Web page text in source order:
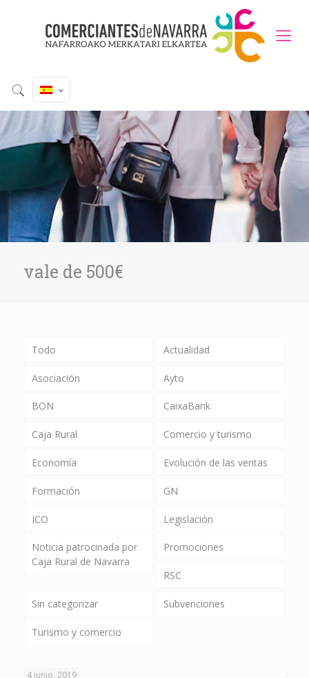
vale de 500€
Todo Actualidad
Asociación Ayto
BON CaixaBank
Caja Rural Comercio y turismo
Economía Evolución de las ventas
Formación GN
ICO Legislación
Noticia patrocinada por
Caja Rural de Navarra
Promociones
RSC
Sin categorizar Subvenciones
Turismo y comercio
4 junio, 2019